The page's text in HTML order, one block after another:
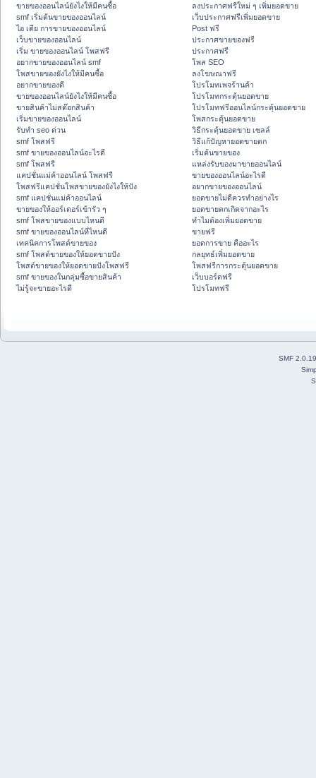
ขายของออนไลน์ยังไงให้มีคนซื้อ
smf เริ่มต้นขายของออนไลน์
ไอ เดีย การขายของออนไลน์
เว็บขายของออนไลน์
เริ่ม ขายของออนไลน์ โพสฟรี
อยากขายของออนไลน์ smf
โพสขายของยังไงให้มีคนซื้อ
อยากขายของดี
ขายของออนไลน์ยังไงให้มีคนซื้อ
ขายสินค้าไม่สต๊อกสินค้า
เริ่มขายของออนไลน์
รับทำ seo ด่วน
smf โพสฟรี
smf ขายของออนไลน์อะไรดี
smf โพสฟรี
แคปชั่นแม่ค้าออนไลน์ โพสฟรี
โพสฟรีแคปชั่นโพสขายของยังไงให้ปัง
smf แคปชั่นแม่ค้าออนไลน์
ขายของให้ออร์เดอร์เข้ารัว ๆ
smf โพสขายของแบบไหนดี
smf ขายของออนไลน์ที่ไหนดี
เทคนิคการโพสต์ขายของ
smf โพสต์ขายของให้ยอดขายปัง
โพสต์ขายของให้ยอดขายปังโพสฟรี
smf ขายของในกลุ่มซื้อขายสินค้า
ไม่รู้จะขายอะไรดี
ลงประกาศฟรีใหม่ ๆ เพิ่มยอดขาย
เว็บประกาศฟรีเพิ่มยอดขาย
Post ฟรี
ประกาศขายของฟรี
ประกาศฟรี
โพส SEO
ลงโฆษณาฟรี
โปรโมทเพจร้านค้า
โปรโมทกระตุ้นยอดขาย
โปรโมทฟรีออนไลน์กระตุ้นยอดขาย
โพสกระตุ้นยอดขาย
วิธีกระตุ้นยอดขาย เซลล์
วิธีแก้ปัญหายอดขายตก
เริ่มต้นขายของ
แหล่งรับของมาขายออนไลน์
ขายของออนไลน์อะไรดี
อยากขายของออนไลน์
ยอดขายไม่ดีควรทำอย่างไร
ยอดขายตกเกิดจากอะไร
ทำไมต้องเพิ่มยอดขาย
ขายฟรี
ยอดการขาย คืออะไร
กลยุทธ์เพิ่มยอดขาย
โพสฟรีการกระตุ้นยอดขาย
เว็บบอร์ดฟรี
โปรโมทฟรี
SMF 2.0.19